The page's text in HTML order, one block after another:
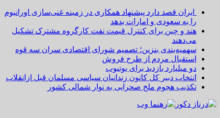
ایران قصد دارد پیشنهاد همکاری در زمینه غنی‌سازی اورانیوم
را به سعودی و امارات بدهد
هند و چین برای کنترل قیمت نفت کارگروه مشترک تشکیل
می‌دهند
سهمیه‌بندی بنزین؛ تصمیم شورای اقتصادی سران سه قوه
استقبال مردم از طرح فروش
دو میلیارد بازدید برای یوتیوب
انتخاب دبیر کل کانون زندانیان سیاسی مسلمان قبل ازانقلاب
تکذیب هجوم ملخ صحرایی به نوار شمالی کشور